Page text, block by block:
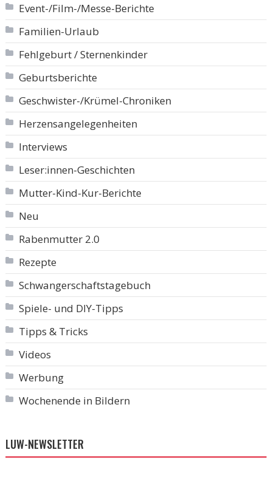
Event-/Film-/Messe-Berichte
Familien-Urlaub
Fehlgeburt / Sternenkinder
Geburtsberichte
Geschwister-/Krümel-Chroniken
Herzensangelegenheiten
Interviews
Leser:innen-Geschichten
Mutter-Kind-Kur-Berichte
Neu
Rabenmutter 2.0
Rezepte
Schwangerschaftstagebuch
Spiele- und DIY-Tipps
Tipps & Tricks
Videos
Werbung
Wochenende in Bildern
LUW-NEWSLETTER